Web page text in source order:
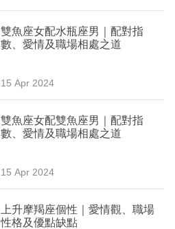
雙魚座女配水瓶座男｜配對指
數、愛情及職場相處之道
15 Apr 2024
雙魚座女配雙魚座男｜配對指
數、愛情及職場相處之道
15 Apr 2024
上升摩羯座個性｜愛情觀、職場
性格及優點缺點